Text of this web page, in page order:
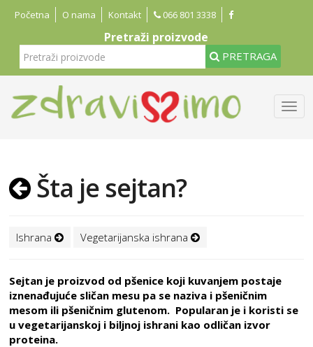
Početna O nama Kontakt 066 801 3338
Pretraži proizvode
PRETRAGA
Šta je sejtan?
Ishrana Vegetarijanska ishrana
Sejtan je proizvod od pšenice koji kuvanjem postaje
iznenađujuće sličan mesu pa se naziva i pšeničnim
mesom ili pšeničnim glutenom. Popularan je i koristi se
u vegetarijanskoj i biljnoj ishrani kao odličan izvor
proteina.